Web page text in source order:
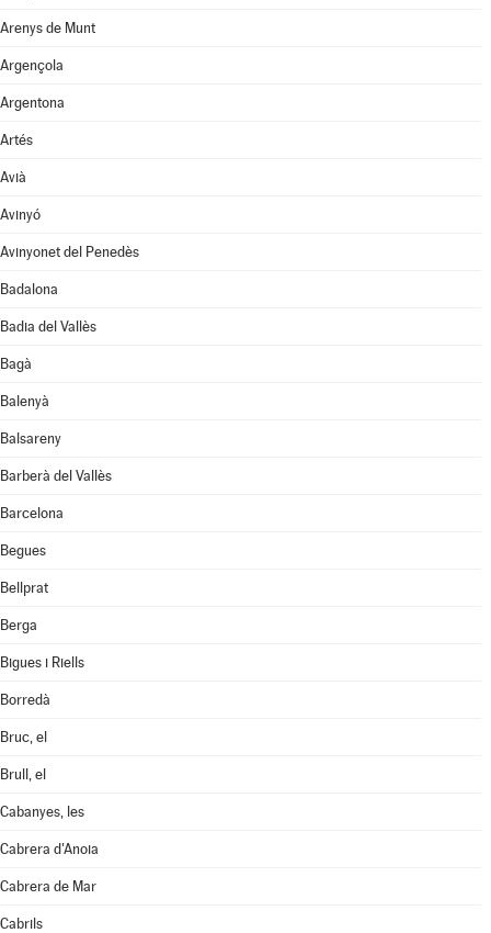
Arenys de Munt
Argençola
Argentona
Artés
Avià
Avinyó
Avinyonet del Penedès
Badalona
Badia del Vallès
Bagà
Balenyà
Balsareny
Barberà del Vallès
Barcelona
Begues
Bellprat
Berga
Bigues i Riells
Borredà
Bruc, el
Brull, el
Cabanyes, les
Cabrera d'Anoia
Cabrera de Mar
Cabrils